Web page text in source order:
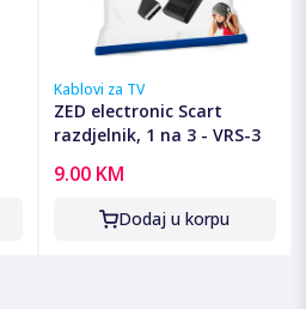
Kablovi za TV
ZED electronic Scart
razdjelnik, 1 na 3 - VRS-3
9.00 KM
Dodaj u korpu